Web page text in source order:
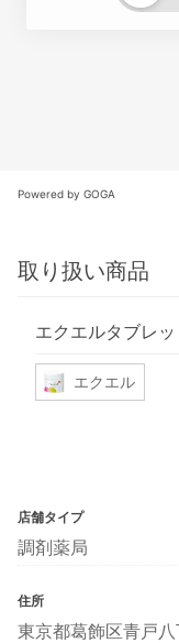
Powered by GOGA
取り扱い商品
エクエルタブレッ
エクエル
店舗タイプ
調剤薬局
住所
東京都葛飾区青戸